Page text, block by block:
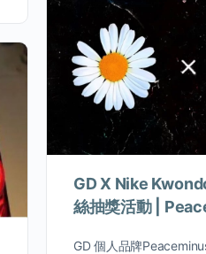
GD X Nike
絲抽獎活動 |
GD 個人品牌